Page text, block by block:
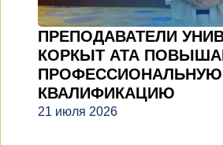
ПРЕПОДАВАТЕЛИ
КОРКЫТ АТА
ПРОФЕССИОНАЛЬНУЮ
КВАЛИФИКАЦИЮ
21 июля 2026